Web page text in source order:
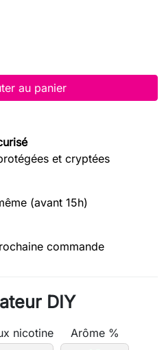
au panier
et cryptées
(avant 15h)
commande
DIY
nicotine Arôme %